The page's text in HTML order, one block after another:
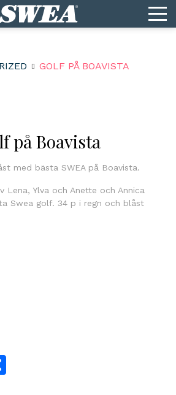
GOLF PÅ BOAVISTA
på Boavista
med bästa SWEA på Boavista.
Lena, Ylva och Anette och Annica
Swea golf. 34 p i regn och blåst